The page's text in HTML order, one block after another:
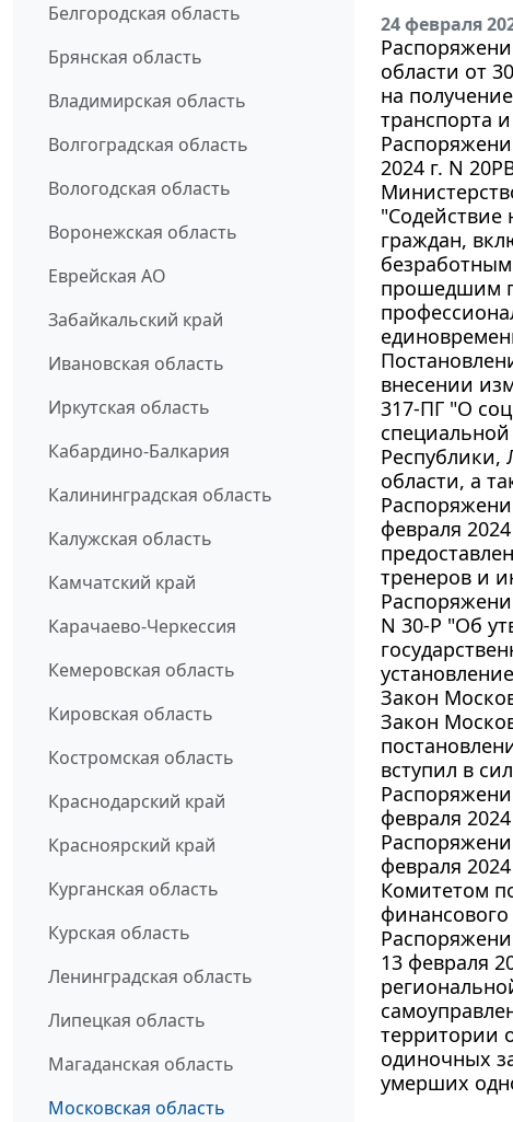
Белгородская область
Брянская область
Владимирская область
Волгоградская область
Вологодская область
Воронежская область
Еврейская АО
Забайкальский край
Ивановская область
Иркутская область
Кабардино-Балкария
Калининградская область
Калужская область
Камчатский край
Карачаево-Черкессия
Кемеровская область
Кировская область
Костромская область
Краснодарский край
Красноярский край
Курганская область
Курская область
Ленинградская область
Липецкая область
Магаданская область
Московская область
24 февраля
области от
на
транспорта
2024 г. N
"Содействие
граждан,
прошедшим
внесении
317-ПГ "О
Республики,
области, а
февраля
тренеров и
N 30-Р "Об
Закон
Закон
вступил в
февраля
февраля
Комитетом
финансового
13 февраля
территории
одиночных
умерших